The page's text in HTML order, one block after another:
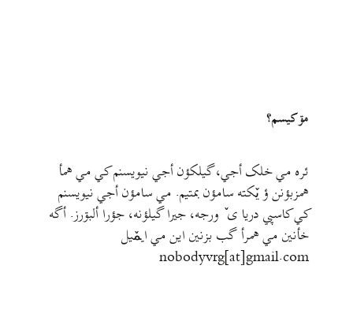
مۊ کيسم؟
ئره مي خلک أجي، گيلکؤن أجي نيويسنم کي مي همأ
همزبؤنن ؤ يٚکته سامؤن بمتيم. مي سامؤن أجي نيويسنم
کي کاسپي دريا ی ٚ ورجه، جيرا گيلؤنه، جؤرا ألبۊرز. أگه
خأنين مي همرأ گب بزنين اين مي ايمٚیل‌ ‌
nobodyvrg[at]gmail.com